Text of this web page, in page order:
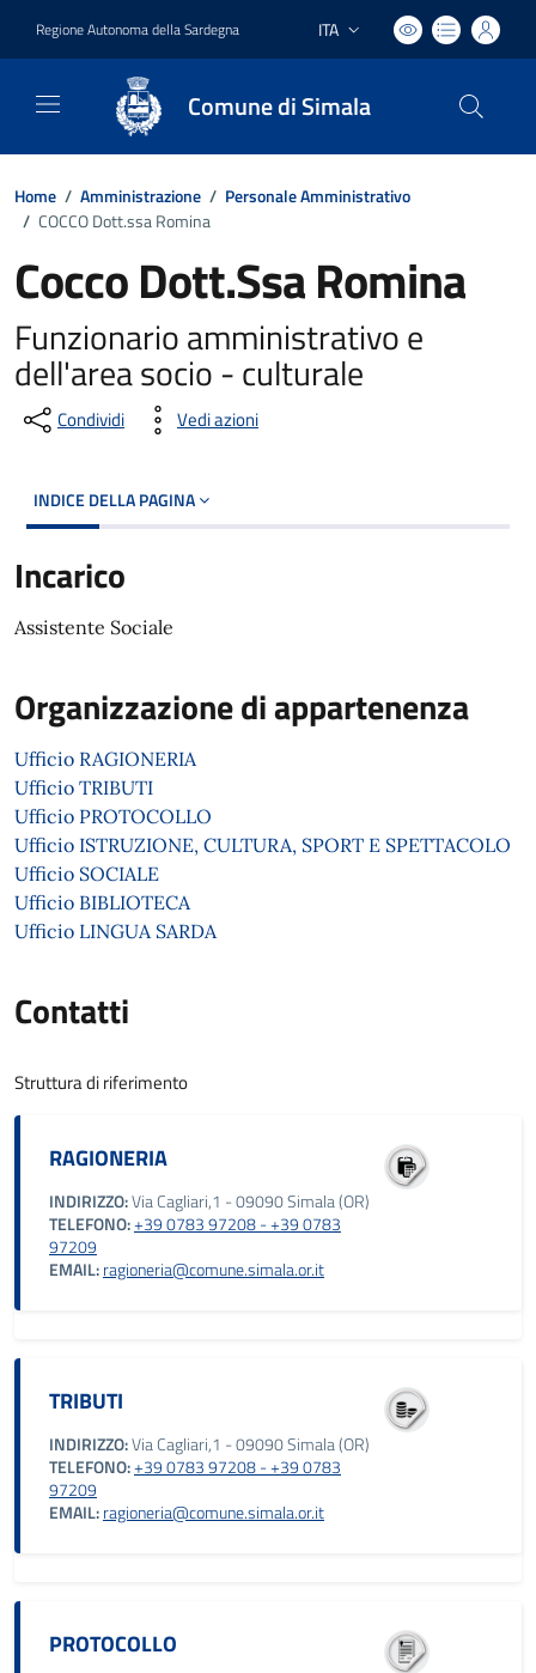
Regione Autonoma della Sardegna Lingua attiva:
ITA
Comune di Simala
Home / Amministrazione / Personale Amministrativo
/ COCCO Dott.ssa Romina
Cocco Dott.Ssa Romina
Funzionario amministrativo e
dell'area socio - culturale
Condividi Vedi azioni
INDICE DELLA PAGINA
Incarico
Assistente Sociale
Organizzazione di appartenenza
Ufficio RAGIONERIA
Ufficio TRIBUTI
Ufficio PROTOCOLLO
Ufficio ISTRUZIONE, CULTURA, SPORT E SPETTACOLO
Ufficio SOCIALE
Ufficio BIBLIOTECA
Ufficio LINGUA SARDA
Contatti
Struttura di riferimento
RAGIONERIA
INDIRIZZO:Via Cagliari,1 - 09090 Simala (OR)
TELEFONO:+39 0783 97208 - +39 0783
97209
EMAIL:ragioneria@comune.simala.or.it
TRIBUTI
INDIRIZZO:Via Cagliari,1 - 09090 Simala (OR)
TELEFONO:+39 0783 97208 - +39 0783
97209
EMAIL:ragioneria@comune.simala.or.it
PROTOCOLLO